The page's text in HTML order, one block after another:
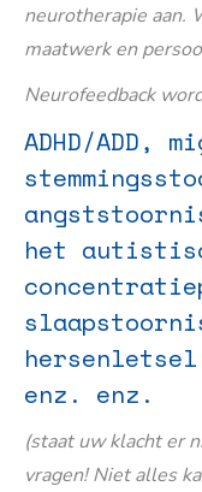
neurotherapie aan.
maatwerk en
Neurofeedback
ADHD/ADD,
het
enz. enz.
(staat uw klacht er
vragen! Niet alles